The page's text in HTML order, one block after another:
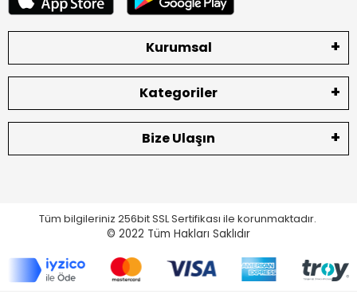
Kurumsal
Kategoriler
Bize Ulaşın
Tüm bilgileriniz 256bit SSL Sertifikası ile korunmaktadır.
© 2022 Tüm Hakları Saklıdır